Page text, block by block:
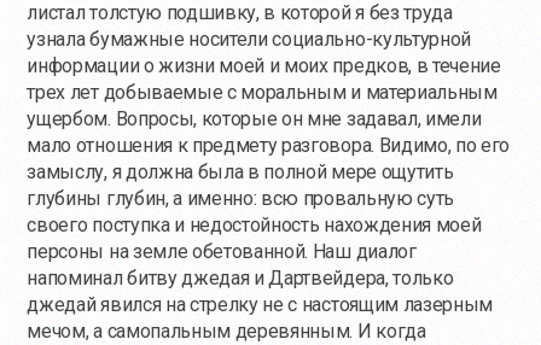
листал толстую подшивку, в которой я без труда
узнала бумажные носители социально-культурной
информации о жизни моей и моих предков, в течение
трех лет добываемые с моральным и материальным
ущербом. Вопросы, которые он мне задавал, имели
мало отношения к предмету разговора. Видимо, по его
замыслу, я должна была в полной мере ощутить
глубины глубин, а именно: всю провальную суть
своего поступка и недостойность нахождения моей
персоны на земле обетованной. Наш диалог
напоминал битву джедая и Дартвейдера, только
джедай явился на стрелку не с настоящим лазерным
мечом, а самопальным деревянным. И когда